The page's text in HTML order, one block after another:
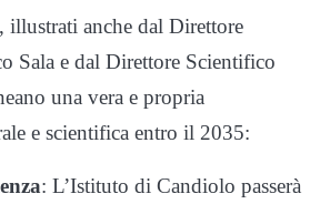
illustrati anche dal Direttore
Sala e dal Direttore Scientifico
una vera e propria
e scientifica entro il 2035:
: L’Istituto di Candiolo passerà